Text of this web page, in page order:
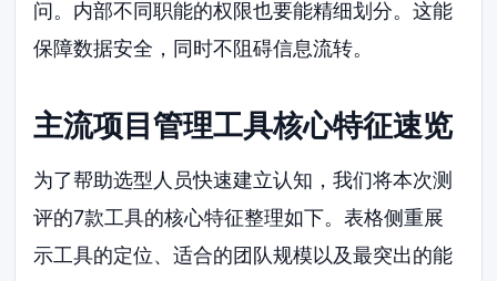
问。内部不同职能的权限也要能精细划分。这能
保障数据安全，同时不阻碍信息流转。
主流项目管理工具核心特征速览
为了帮助选型人员快速建立认知，我们将本次测
评的7款工具的核心特征整理如下。表格侧重展
示工具的定位、适合的团队规模以及最突出的能